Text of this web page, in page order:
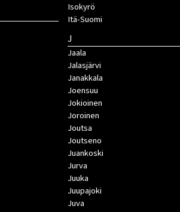
Isokyrö
Itä-Suomi
J
Jaala
Jalasjärvi
Janakkala
Joensuu
Jokioinen
Joroinen
Joutsa
Joutseno
Juankoski
Jurva
Juuka
Juupajoki
Juva